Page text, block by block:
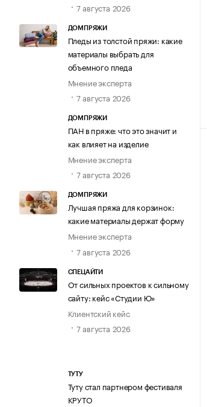
7 августа 2026
ДОМПРЯЖИ
Пледы из толстой пряжи: какие
материалы выбрать для
объемного пледа
Мнение эксперта
7 августа 2026
ДОМПРЯЖИ
ПАН в пряже: что это значит и
как влияет на изделие
Мнение эксперта
7 августа 2026
ДОМПРЯЖИ
Лучшая пряжа для корзинок:
какие материалы держат форму
Мнение эксперта
7 августа 2026
СПЕЦАЙТИ
От сильных проектов к сильному
сайту: кейс «Студии Ю»
Клиентский кейс
7 августа 2026
ТУТУ
Туту стал партнером фестиваля
КРУТО